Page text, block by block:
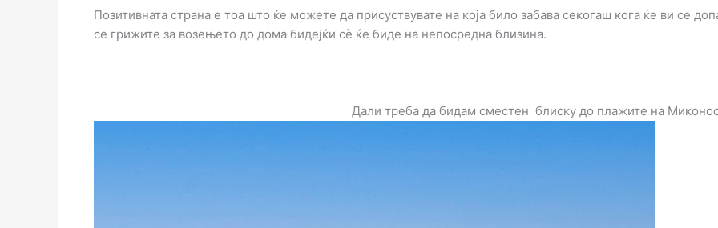
Позитивната страна е тоа што ќе можете да присуствувате на која било забава секогаш кога ќе ви се
се грижите за возењето до дома бидејќи сè ќе биде на непосредна близина.
Дали треба да бидам сместен блиску до плажите на